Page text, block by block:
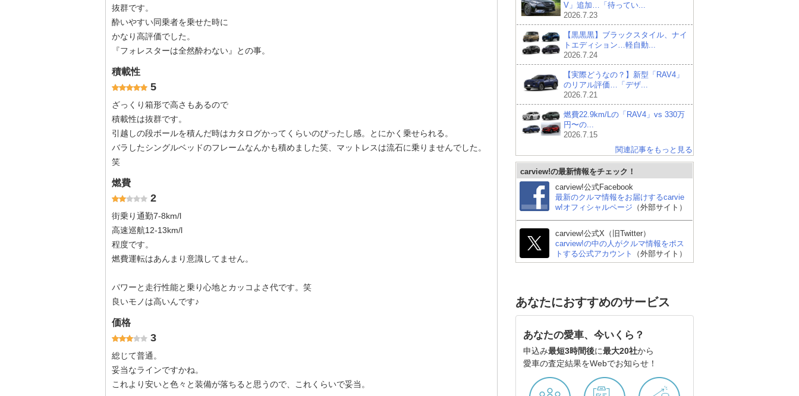
抜群です。
酔いやすい同乗者を乗せた時に
かなり高評価でした。
『フォレスターは全然酔わない』との事。
積載性
5
ざっくり箱形で高さもあるので
積載性は抜群です。
引越しの段ボールを積んだ時はカタログかってくらいのぴったし感。とにかく乗せられる。
バラしたシングルベッドのフレームなんかも積めました笑、マットレスは流石に乗りませんでした。
笑
燃費
2
街乗り通勤7-8km/l
高速巡航12-13km/l
程度です。
燃費運転はあんまり意識してません。
パワーと走行性能と乗り心地とカッコよさ代です。笑
良いモノは高いんです♪
価格
3
総じて普通。
妥当なラインですかね。
これより安いと色々と装備が落ちると思うので、これくらいで妥当。
V」追加…「待ってい...
2026.7.23
【黒黒黒】ブラックスタイル、ナイ
トエディション…軽自動...
2026.7.24
【実際どうなの？】新型「RAV4」
のリアル評価…「デザ...
2026.7.21
燃費22.9km/Lの「RAV4」vs 330万
円〜の...
2026.7.15
関連記事をもっと見る
carview!の最新情報をチェック！
carview!公式Facebook
最新のクルマ情報をお届けするcarvie
w!オフィシャルページ （外部サイト）
carview!公式X（旧Twitter）
carview!の中の人がクルマ情報をポス
トする公式アカウント
（外部サイト）
あなたにおすすめのサービス
あなたの愛車、今いくら？
申込み最短3時間後に最大20社から
愛車の査定結果をWebでお知らせ！